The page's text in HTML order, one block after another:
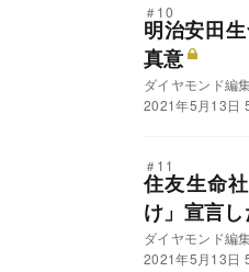
＃10
明治安田
真意
ダイヤモンド編
2021年5月13日
＃11
住友生命
け」宣言
ダイヤモンド編
2021年5月13日